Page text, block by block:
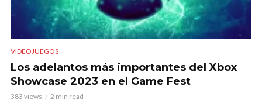
VIDEOJUEGOS
Los adelantos más importantes del Xbox
Showcase 2023 en el Game Fest
383 views 2 min read